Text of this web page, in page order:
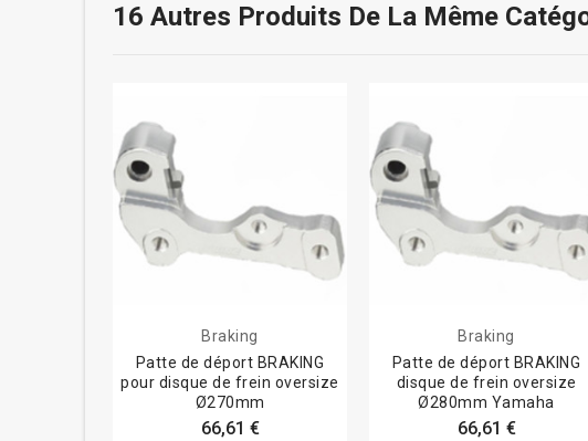
16 Autres Produits De La Même
Braking
Patte de déport BRAKING
pour disque de frein oversize
Ø270mm
66,61 €
Braking
Patte de déport BRAKING
disque de frein oversize
Ø280mm Yamaha
66,61 €